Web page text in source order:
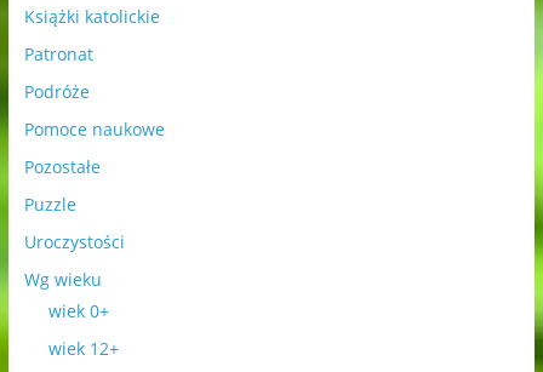
Książki katolickie
Patronat
Podróże
Pomoce naukowe
Pozostałe
Puzzle
Uroczystości
Wg wieku
wiek 0+
wiek 12+